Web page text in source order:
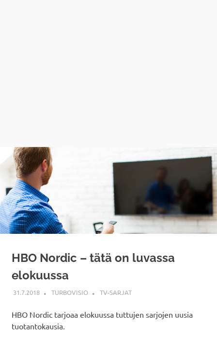
HBO Nordic – tätä on luvassa
elokuussa
31.7.2018 TURBOVISIO TV-SARJAT
HBO Nordic tarjoaa elokuussa tuttujen sarjojen uusia
tuotantokausia.